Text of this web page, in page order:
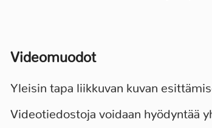
Videomuodot
Yleisin tapa liikkuvan kuvan
Videotiedostoja voidaan hyödyntää